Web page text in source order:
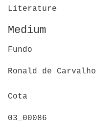
Literature
Medium
Fundo
Ronald de Carvalho
Cota
03_00086